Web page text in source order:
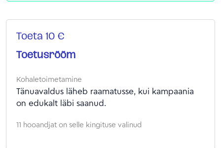
Toeta 10 €
Toetusrõõm
Kohaletoimetamine
Tänuavaldus läheb raamatusse, kui kampaania
on edukalt läbi saanud.
11 hooandjat on selle kingituse valinud